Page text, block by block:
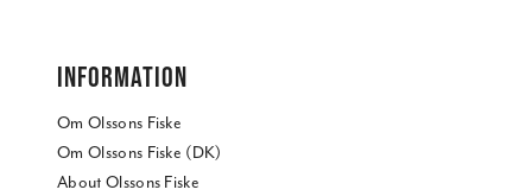
INFORMATION
Om Olssons Fiske
Om Olssons Fiske (DK)
About Olssons Fiske